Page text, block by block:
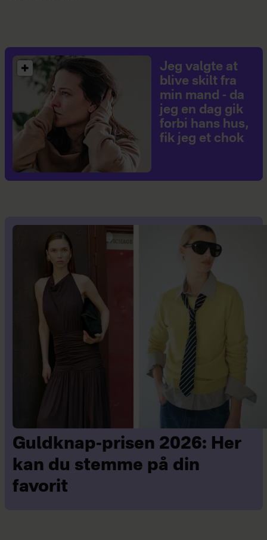
Jeg valgte at
blive skilt fra
min mand - da
jeg en dag gik
forbi hans hus,
fik jeg et chok
Guldknap-prisen 2026: Her
kan du stemme på din
favorit